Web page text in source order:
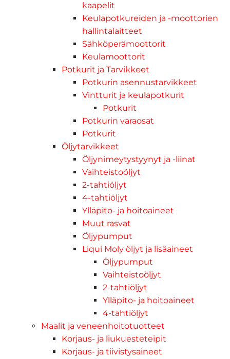
kaapelit
Keulapotkureiden ja -moottorien
hallintalaitteet
Sähköperämoottorit
Keulamoottorit
Potkurit ja Tarvikkeet
Potkurin asennustarvikkeet
Vintturit ja keulapotkurit
Potkurit
Potkurin varaosat
Potkurit
Öljytarvikkeet
Öljynimeytystyynyt ja -liinat
Vaihteistoöljyt
2-tahtiöljyt
4-tahtiöljyt
Ylläpito- ja hoitoaineet
Muut rasvat
Öljypumput
Liqui Moly öljyt ja lisäaineet
Öljypumput
Vaihteistoöljyt
2-tahtiöljyt
Ylläpito- ja hoitoaineet
4-tahtiöljyt
Maalit ja veneenhoitotuotteet
Korjaus- ja liukuesteteipit
Korjaus- ja tiivistysaineet